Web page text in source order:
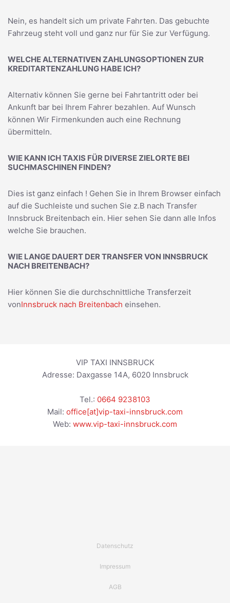
Nein, es handelt sich um private Fahrten. Das gebuchte
Fahrzeug steht voll und ganz nur für Sie zur Verfügung.
WELCHE ALTERNATIVEN ZAHLUNGSOPTIONEN ZUR
KREDITARTENZAHLUNG HABE ICH?
Alternativ können Sie gerne bei Fahrtantritt oder bei
Ankunft bar bei Ihrem Fahrer bezahlen. Auf Wunsch
können Wir Firmenkunden auch eine Rechnung
übermitteln.
WIE KANN ICH TAXIS FÜR DIVERSE ZIELORTE BEI
SUCHMASCHINEN FINDEN?
Dies ist ganz einfach ! Gehen Sie in Ihrem Browser einfach
auf die Suchleiste und suchen Sie z.B nach Transfer
Innsbruck Breitenbach ein. Hier sehen Sie dann alle Infos
welche Sie brauchen.
WIE LANGE DAUERT DER TRANSFER VON INNSBRUCK
NACH BREITENBACH?
Hier können Sie die durchschnittliche Transferzeit
vonInnsbruck nach Breitenbach einsehen.
VIP TAXI INNSBRUCK
Adresse: Daxgasse 14A, 6020 Innsbruck
Tel.: 0664 9238103
Mail: office[at]vip-taxi-innsbruck.com
Web: www.vip-taxi-innsbruck.com
Datenschutz
Impressum
AGB